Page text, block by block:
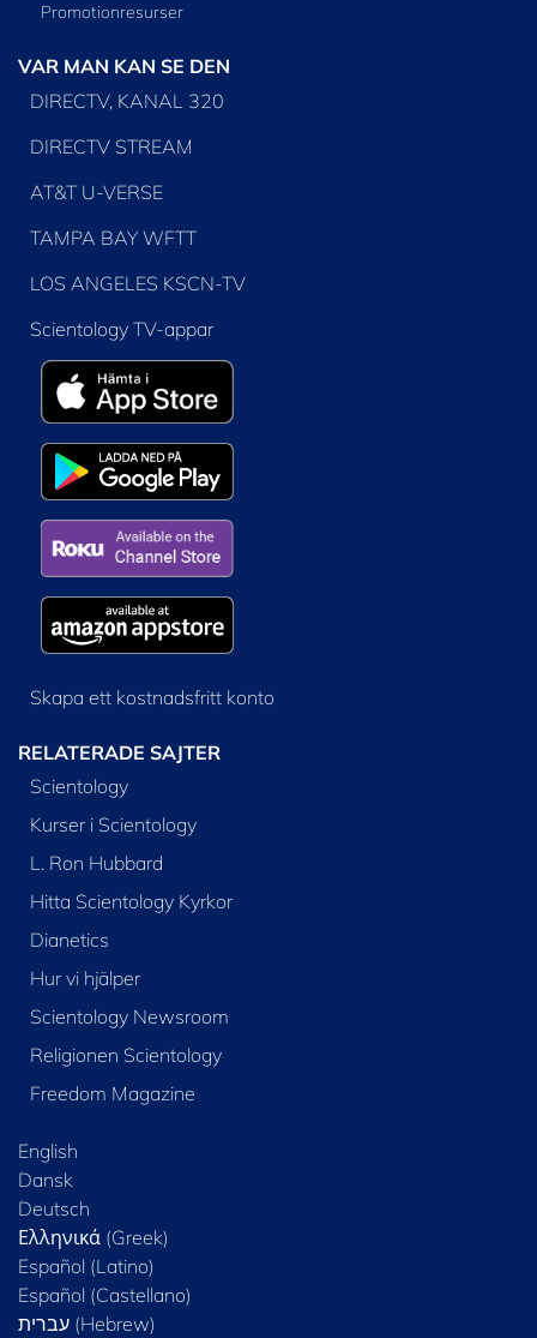
Promotionresurser
VAR MAN KAN SE DEN
DIRECTV, KANAL 320
DIRECTV STREAM
AT&T U-VERSE
TAMPA BAY WFTT
LOS ANGELES KSCN-TV
Scientology TV-appar
Skapa ett kostnadsfritt konto
RELATERADE SAJTER
Scientology
Kurser i Scientology
L. Ron Hubbard
Hitta Scientology Kyrkor
Dianetics
Hur vi hjälper
Scientology Newsroom
Religionen Scientology
Freedom Magazine
English
Dansk
Deutsch
Ελληνικά (Greek)
Español (Latino)
Español (Castellano)